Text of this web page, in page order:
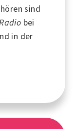
sind
bei
in der